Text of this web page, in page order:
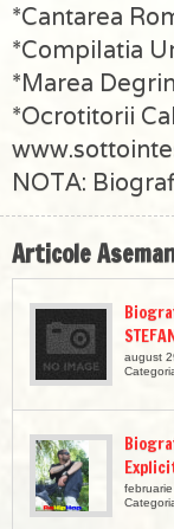
*Cantarea
*Compilatia
*Marea
*Ocrotitorii
NOTA:
Articole
august